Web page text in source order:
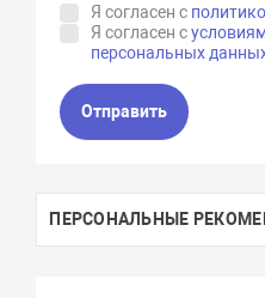
Я согласен с
Я согласен с
персональных
Отправить
ПЕРСОНАЛЬНЫЕ